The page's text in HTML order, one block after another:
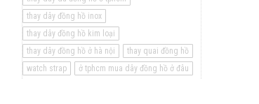
thay dây đồng hồ inox
thay dây đồng hồ kim loại
thay dây đồng hồ ở hà nội
thay quai đồng hồ
watch strap
ở tphcm mua dây đồng hồ ở đâu